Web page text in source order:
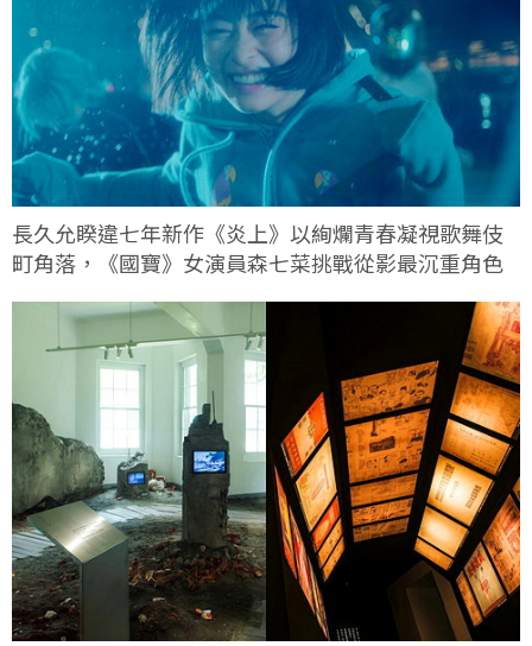
長久允睽違七年新作《炎上》以絢爛青春凝視歌舞伎
町角落，《國寶》女演員森七菜挑戰從影最沉重角色